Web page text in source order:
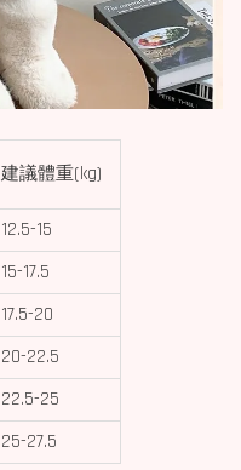
建議體重(kg)
12.5-15
15-17.5
17.5-20
20-22.5
22.5-25
25-27.5